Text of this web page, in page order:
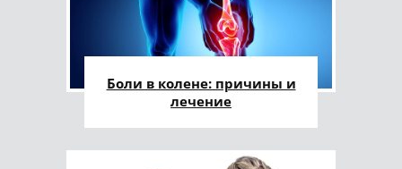
Боли в колене: причины и
лечение